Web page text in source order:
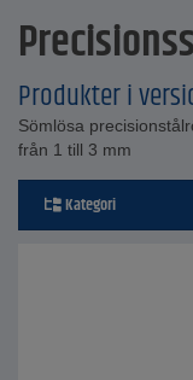
Produkter i
Sömlösa
från 1 till 3 mm
Kategori